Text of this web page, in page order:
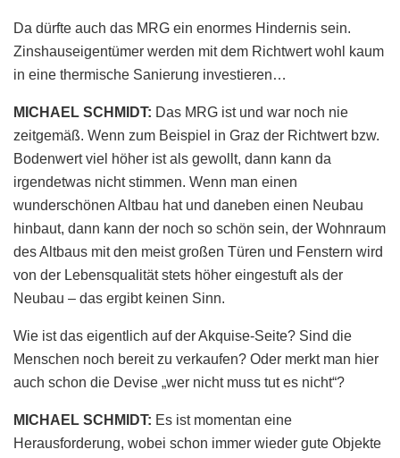
Da dürfte auch das MRG ein enormes Hindernis sein.
Zinshauseigentümer werden mit dem Richtwert wohl kaum
in eine thermische Sanierung investieren…
MICHAEL SCHMIDT: Das MRG ist und war noch nie
zeitgemäß. Wenn zum Beispiel in Graz der Richtwert bzw.
Bodenwert viel höher ist als gewollt, dann kann da
irgendetwas nicht stimmen. Wenn man einen
wunderschönen Altbau hat und daneben einen Neubau
hinbaut, dann kann der noch so schön sein, der Wohnraum
des Altbaus mit den meist großen Türen und Fenstern wird
von der Lebensqualität stets höher eingestuft als der
Neubau – das ergibt keinen Sinn.
Wie ist das eigentlich auf der Akquise-Seite? Sind die
Menschen noch bereit zu verkaufen? Oder merkt man hier
auch schon die Devise „wer nicht muss tut es nicht“?
MICHAEL SCHMIDT: Es ist momentan eine
Herausforderung, wobei schon immer wieder gute Objekte